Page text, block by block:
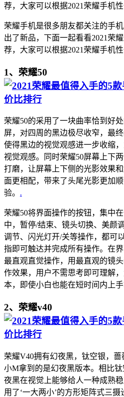
荐，大家可以根据2021荣耀手机
荣耀手机是很多朋友都关注的手
出了新品，下面一起看看2021荣
荐，大家可以根据2021荣耀手机
1、荣耀50
荣耀50的采用了一块曲率恰到好
屏，对四周的黑边极尽收窄，最
使得黑边的视觉观感进一步收缩
视觉观感。同时荣耀50屏幕上下
打磨，让屏幕上下侧的光影效果
面更相配，带来了头尾光影更加
验。 .
荣耀50将界面操作的按钮，集中
中，暂停/结束、镜头切换、美颜
调节、闪光灯开/关等操作，都可
指即可触达并完成所有操作。在
最直观直觉操作，用最直观的镜
作效果，用户不需思考即可理解
本，即使小白也能在短时间内上手
2、荣耀v40
荣耀V40拥有幻夜黑，钛空银，
小M拿到的是幻夜黑版本。相比
夜黑在视觉上能够给人一种成熟
用了‘一大两小’的方形矩阵式三